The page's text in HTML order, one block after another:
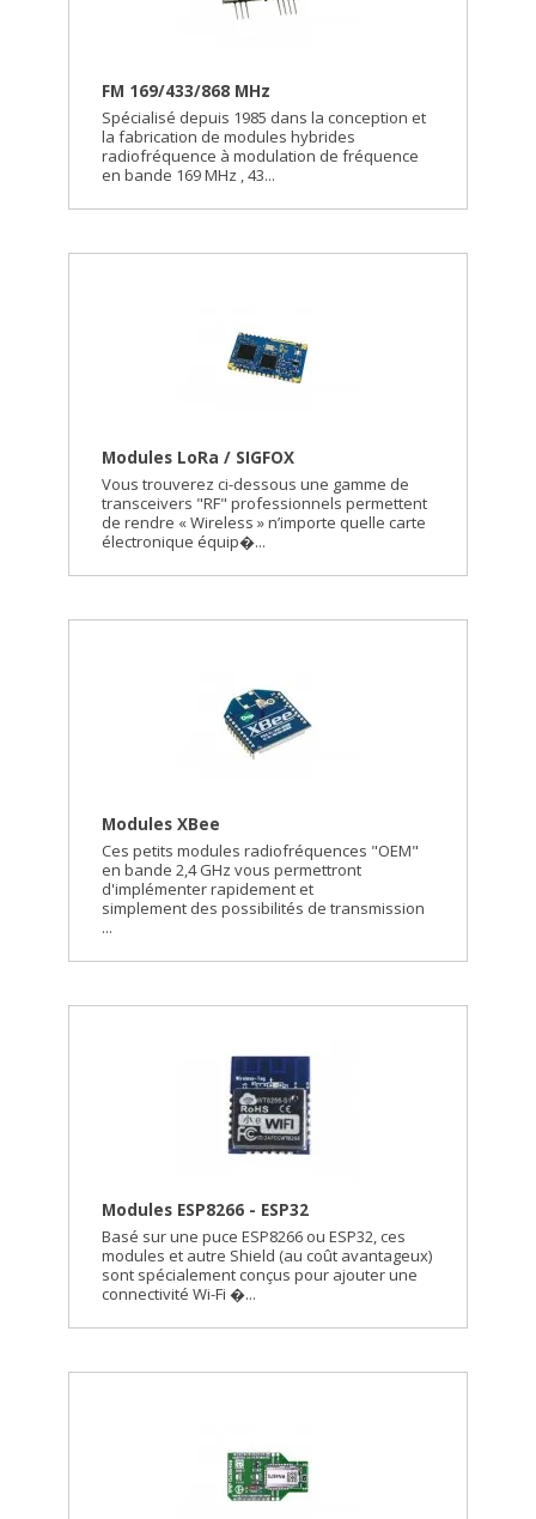
FM 169/433/868 MHz
Spécialisé depuis 1985 dans la conception et
la fabrication de modules hybrides
radiofréquence à modulation de fréquence
en bande 169 MHz , 43...
Modules LoRa / SIGFOX
Vous trouverez ci-dessous une gamme de
transceivers "RF" professionnels permettent
de rendre « Wireless » n’importe quelle carte
électronique équip�...
Modules XBee
Ces petits modules radiofréquences "OEM"
en bande 2,4 GHz vous permettront
d'implémenter rapidement et
simplement des possibilités de transmission
...
Modules ESP8266 - ESP32
Basé sur une puce ESP8266 ou ESP32, ces
modules et autre Shield (au coût avantageux)
sont spécialement conçus pour ajouter une
connectivité Wi-Fi �...